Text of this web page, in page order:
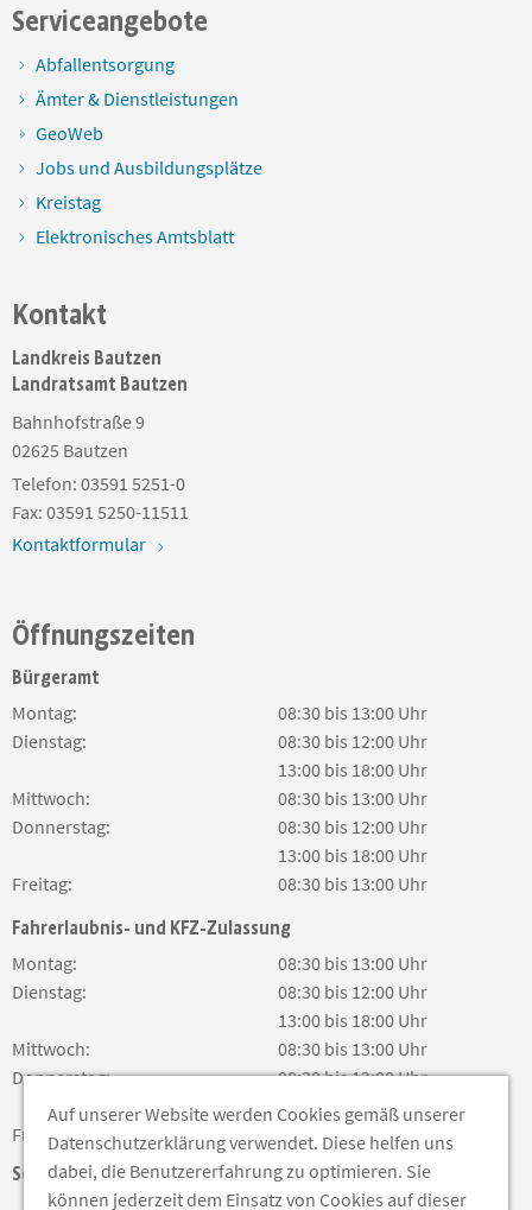
Kontakt
Landkreis Bautzen
Landratsamt Bautzen
Bahnhofstraße 9
02625 Bautzen
Telefon: 03591 5251-0
Fax: 03591 5250-11511
Kontaktformular
Soziale Medien
Serviceangebote
Abfallentsorgung
Ämter & Dienstleistungen
GeoWeb
Jobs und Ausbildungsplätze
Kreistag
Elektronisches Amtsblatt
Öffnungszeiten
Bürgeramt
Montag:
08:30 bis 13:00 Uhr
Dienstag:
08:30 bis 12:00 Uhr
13:00 bis 18:00 Uhr
Mittwoch:
08:30 bis 13:00 Uhr
Donnerstag:
08:30 bis 12:00 Uhr
13:00 bis 18:00 Uhr
Freitag:
08:30 bis 13:00 Uhr
Fahrerlaubnis- und KFZ-Zulassung
Montag:
08:30 bis 13:00 Uhr
Dienstag:
08:30 bis 12:00 Uhr
13:00 bis 18:00 Uhr
Mittwoch:
08:30 bis 13:00 Uhr
Donnerstag:
08:30 bis 12:00 Uhr
13:00 bis 18:00 Uhr
Freitag:
08:30 bis 13:00 Uhr
Auf unserer Website werden Cookies gemäß unserer
Datenschutzerklärung verwendet. Diese helfen uns
dabei, die Benutzererfahrung zu optimieren. Sie
können jederzeit dem Einsatz von Cookies auf dieser